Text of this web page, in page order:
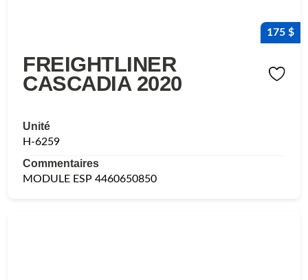
175 $
FREIGHTLINER
CASCADIA 2020
Unité
H-6259
Commentaires
MODULE ESP 4460650850